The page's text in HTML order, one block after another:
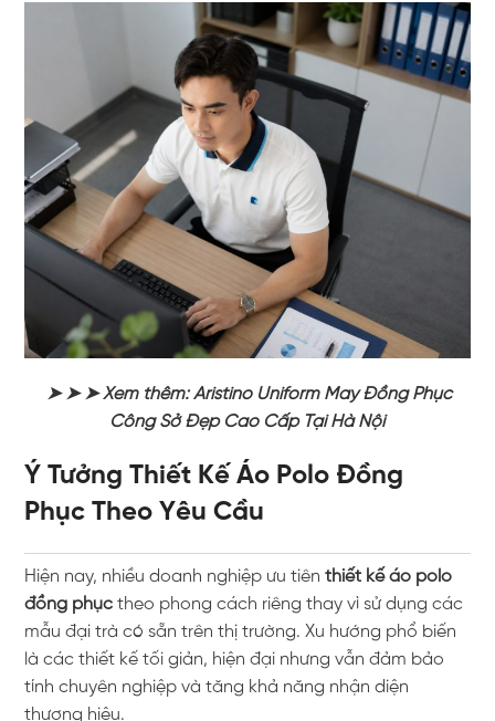
➤ ➤ ➤ Xem thêm: Aristino Uniform May Đồng Phục
Công Sở Đẹp Cao Cấp Tại Hà Nội
Ý Tưởng Thiết Kế Áo Polo Đồng
Phục Theo Yêu Cầu
Hiện nay, nhiều doanh nghiệp ưu tiên thiết kế áo polo
đồng phục theo phong cách riêng thay vì sử dụng các
mẫu đại trà có sẵn trên thị trường. Xu hướng phổ biến
là các thiết kế tối giản, hiện đại nhưng vẫn đảm bảo
tính chuyên nghiệp và tăng khả năng nhận diện
thương hiệu.